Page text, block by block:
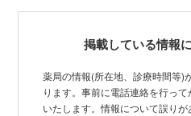
掲載している情報
薬局の情報(所在地、診療時間等)
ります。事前に電話連絡を行っ
いたします。情報について誤り